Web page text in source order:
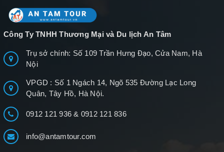
Công Ty TNHH Thương Mại và Du lịch An Tâm
Trụ sở chính: Số 109 Trần Hưng Đạo, Cửa Nam, Hà
Nội
VPGD : Số 1 Ngách 14, Ngõ 535 Đường Lạc Long
Quân, Tây Hồ, Hà Nội.
0912 121 936& 0912 121 836
info@antamtour.com